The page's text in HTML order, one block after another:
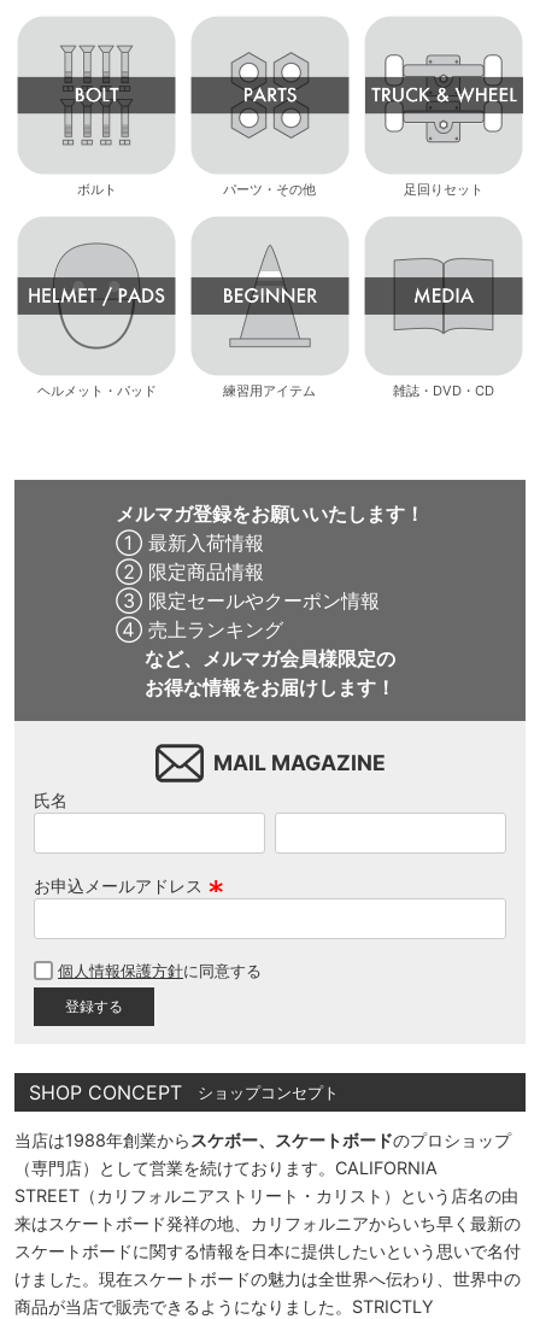
ボルト パーツ・その他 足回りセット
ヘルメット・パッド 練習用アイテム 雑誌・DVD・CD
メルマガ登録をお願いいたします！
① 最新入荷情報
② 限定商品情報
③ 限定セールやクーポン情報
④ 売上ランキング
など、メルマガ会員様限定の
お得な情報をお届けします！
MAIL MAGAZINE
氏名
お申込メールアドレス
須
個人情報保護方針に同意する
SHOP CONCEPT ショップコンセプト
当店は1988年創業から スケボー、スケートボードのプロショップ
（専門店）として営業を続けております。CALIFORNIA
STREET（カリフォルニアストリート・カリスト）という店名の由
来はスケートボード発祥の地、カリフォルニアからいち早く最新の
スケートボードに関する情報を日本に提供したいという思いで名付
けました。現在スケートボードの魅力は全世界へ伝わり、世界中の
商品が当店で販売できるようになりました。STRICTLY